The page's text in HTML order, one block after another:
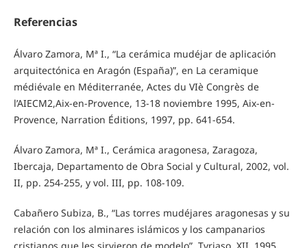
Referencias
Álvaro Zamora, Mª I., “La cerámica mudéjar de aplicación
arquitectónica en Aragón (España)”, en La ceramique
médiévale en Méditerranée, Actes du VIè Congrès de
l’AIECM2,Aix-en-Provence, 13-18 noviembre 1995, Aix-en-
Provence, Narration Éditions, 1997, pp. 641-654.
Álvaro Zamora, Mª I., Cerámica aragonesa, Zaragoza,
Ibercaja, Departamento de Obra Social y Cultural, 2002, vol.
II, pp. 254-255, y vol. III, pp. 108-109.
Cabañero Subiza, B., “Las torres mudéjares aragonesas y su
relación con los alminares islámicos y los campanarios